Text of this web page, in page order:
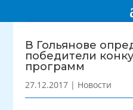
В Гольянове
победители
программ
27.12.2017 | Новости